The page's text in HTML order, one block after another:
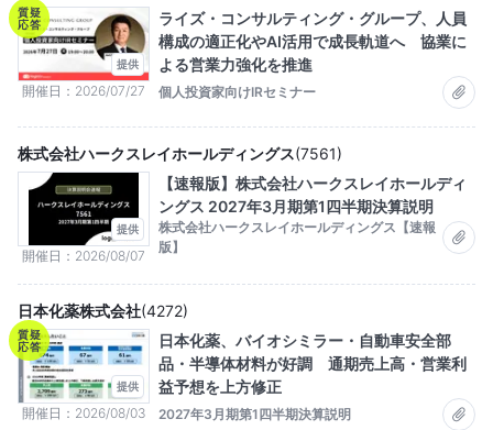
質疑
応答
提供
開催日 2026/07/27
ライズ・コンサルティング・グループ、人員
構成の適正化やAI活用で成長軌道へ 協業に
よる営業力強化を推進
個人投資家向けIRセミナー
提供
開催日 2026/08/07
株式会社ハークスレイホールディングス(7561)
【速報版】株式会社ハークスレイホールディ
ングス 2027年3月期第1四半期決算説明
株式会社ハークスレイホールディングス【速報
版】
質疑
応答
提供
開催日 2026/08/03
日本化薬株式会社(4272)
日本化薬、バイオシミラー・自動車安全部
品・半導体材料が好調 通期売上高・営業利
益予想を上方修正
2027年3月期第1四半期決算説明